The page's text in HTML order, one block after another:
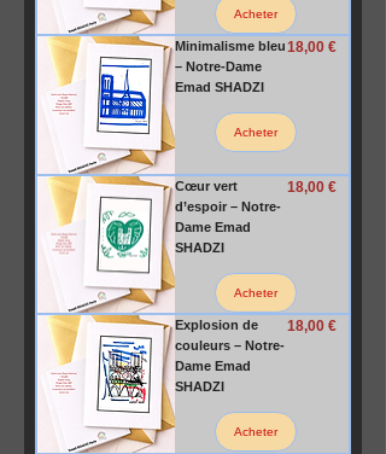
Acheter
Minimalisme bleu
– Notre-Dame
Emad SHADZI
Prix
18,00 €
Acheter
Cœur vert
d’espoir – Notre-
Dame Emad
SHADZI
Prix
18,00 €
Acheter
Explosion de
couleurs – Notre-
Dame Emad
SHADZI
Prix
18,00 €
Acheter